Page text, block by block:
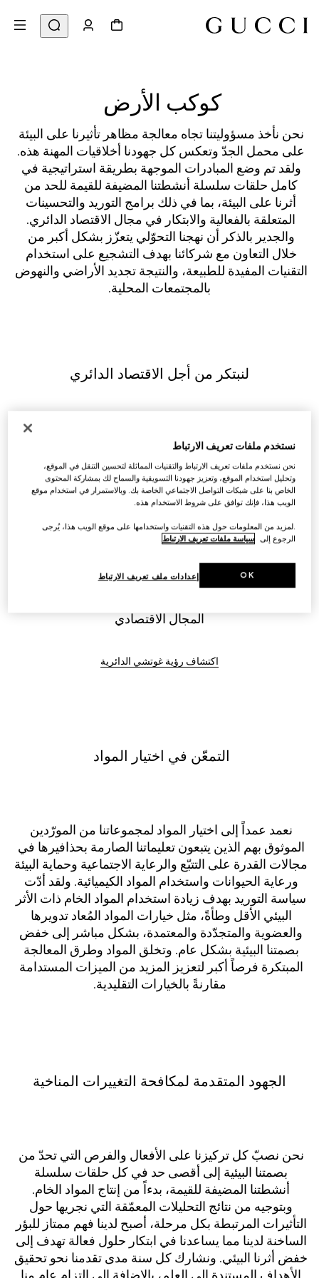
كوكب الأرض
نحن نأخذ مسؤوليتنا تجاه معالجة مظاهر تأثيرنا على البيئة
على محمل الجدّ وتعكس كل جهودنا أخلاقيات المهنة هذه.
ولقد تم وضع المبادرات الموجهة بطريقة استراتيجية في
كامل حلقات سلسلة أنشطتنا المضيفة للقيمة للحد من
أثرنا على البيئة، بما في ذلك برامج التوريد والتحسينات
المتعلقة بالفعالية والابتكار في مجال الاقتصاد الدائري.
والجدير بالذكر أن نهجنا التحوّلي يتعزّز بشكل أكبر من
خلال التعاون مع شركائنا بهدف التشجيع على استخدام
التقنيات المفيدة للطبيعة، والنتيجة تجديد الأراضي والنهوض
بالمجتمعات المحلية.
لنبتكر من أجل الاقتصاد الدائري
إن اعتماد مبادئ الاقتصاد الدائري وضبطها يبدأ بالتصميم
ولقد نجحنا في إنشاء استراتيجية متكاملة في مجال
الاقتصاد الدائري بهدف خفض النفايات والتلوّث مع تعزيز
الثانية. من شأن أفضل الممارسات والبرامج الداخلية التي
أن تحفّز تقدمنا في مجال الاقتصاد الدائري، ونحن نثني
على هذه الجهود بكوننا رائدين في ابتكار نماذج عمل جديدة
المجال الاقتصادي
اكتشاف رؤية غوتشي الدائرية
التمعّن في اختيار المواد
نعمد عمداً إلى اختيار المواد لمجموعاتنا من المورّدين
الموثوق بهم الذين يتبعون تعليماتنا الصارمة بحذافيرها في
مجالات القدرة على التتبّع والرعاية الاجتماعية وحماية البيئة
ورعاية الحيوانات واستخدام المواد الكيميائية. ولقد أدّت
سياسة التوريد بهدف زيادة استخدام المواد الخام ذات الأثر
البيئي الأقل وطأةً، مثل خيارات المواد المُعاد تدويرها
والعضوية والمتجدّدة والمعتمدة، بشكل مباشر إلى خفض
بصمتنا البيئية بشكل عام. وتخلق المواد وطرق المعالجة
المبتكرة فرصاً أكبر لتعزيز المزيد من الميزات المستدامة
مقارنةً بالخيارات التقليدية.
الجهود المتقدمة لمكافحة التغييرات المناخية
نحن نصبّ كل تركيزنا على الأفعال والفرص التي تحدّ من
بصمتنا البيئية إلى أقصى حد في كل حلقات سلسلة
أنشطتنا المضيفة للقيمة، بدءاً من إنتاج المواد الخام.
وبتوجيه من نتائج التحليلات المعمّقة التي نجريها حول
التأثيرات المرتبطة بكل مرحلة، أصبح لدينا فهم ممتاز للبؤر
الساخنة لدينا مما يساعدنا في ابتكار حلول فعالة تهدف إلى
خفض أثرنا البيئي. ونشارك كل سنة مدى تقدمنا نحو تحقيق
نستخدم ملفات تعريف الارتباط
نحن نستخدم ملفات تعريف الارتباط والتقنيات المماثلة لتحسين التنقل في الموقع،
وتحليل استخدام الموقع، وتعزيز جهودنا التسويقية والسماح لك بمشاركة المحتوى
الخاص بنا على شبكات التواصل الاجتماعي الخاصة بك. وبالاستمرار في استخدام موقع
الويب هذا، فإنك توافق على شروط الاستخدام هذه.
.لمزيد من المعلومات حول هذه التقنيات واستخدامها على موقع الويب هذا، يُرجى
الرجوع إلى سياسة ملفات تعريف الارتباط
إعدادات ملف تعريف الارتباط OK